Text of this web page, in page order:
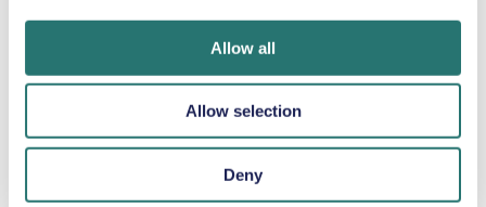
Allow all
Allow selection
Deny
Lohnt es sich, bei einem Besuch in Nizza ein Auto zu
Ja, ein Mietwagen in Nizza ist sehr empfehlenswert.
Obwohl der öffentliche Nahverkehr die Stadt gut
abdeckt, bietet ein kompakter SUV wie der Toyota RAV4
Flexibilität, Komfort und Platz, um die Französische